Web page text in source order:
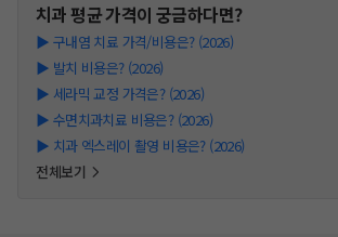
치과평균 가격이 궁금하다면?
▶ 구내염 치료 가격/비용은? (2026)
▶ 발치 비용은? (2026)
▶ 세라믹 교정 가격은? (2026)
▶ 수면치과치료 비용은? (2026)
▶ 치과 엑스레이 촬영 비용은? (2026)
전체보기